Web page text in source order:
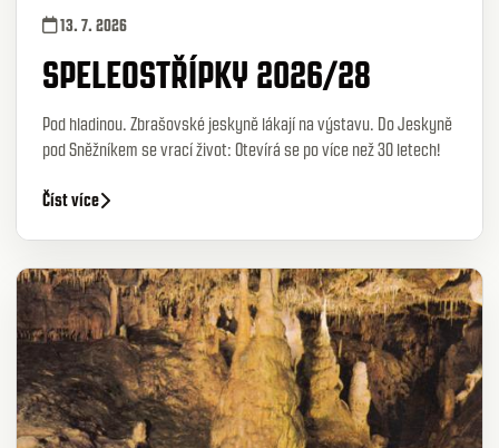
13. 7. 2026
SPELEOSTŘÍPKY 2026/28
Pod hladinou. Zbrašovské jeskyně lákají na výstavu. Do Jeskyně
pod Sněžníkem se vrací život: Otevírá se po více než 30 letech!
Číst více